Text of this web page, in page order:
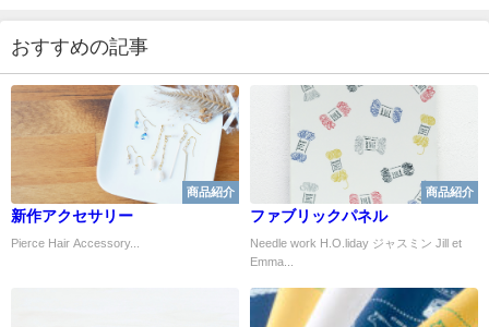
おすすめの記事
商品紹介
新作アクセサリー
Pierce Hair Accessory...
商品紹介
ファブリックパネル
Needle work H.O.liday ジャスミン Jill et
Emma...